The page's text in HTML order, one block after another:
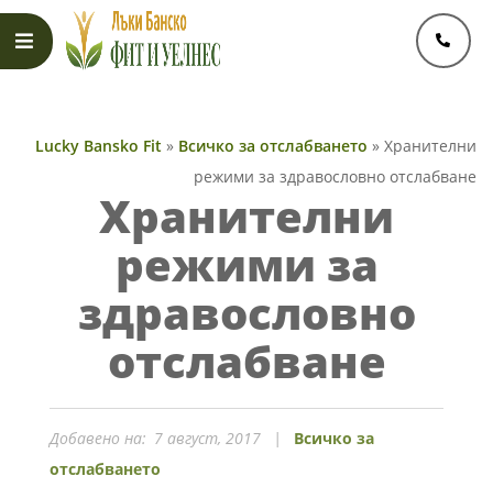
Skip
content
Menu
Lucky Bansko Fit » Всичко за отслабването » Хранителни
режими за здравословно отслабване
Хранителни
режими за
здравословно
отслабване
Добавено на: 7 август, 2017
Всичко за
отслабването